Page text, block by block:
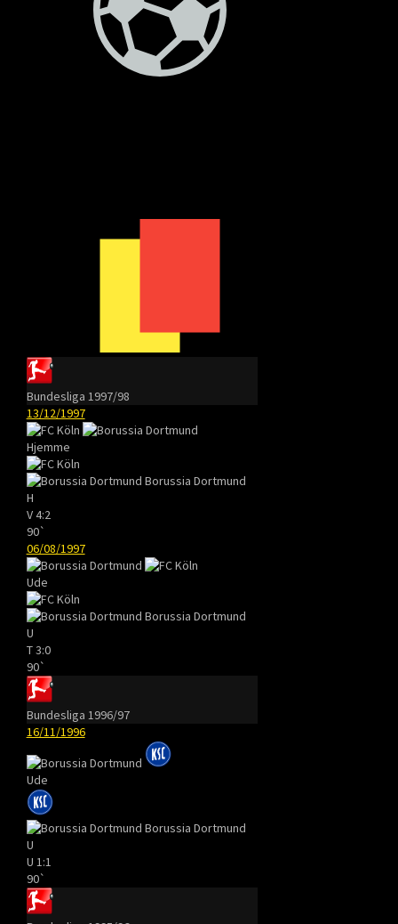
Bundesliga 1997/98
13/12/1997
Hjemme
Borussia Dortmund
H
V4:2
90`
06/08/1997
Ude
Borussia Dortmund
U
T3:0
90`
Bundesliga 1996/97
16/11/1996
Ude
Borussia Dortmund
U
U 1:1
90`